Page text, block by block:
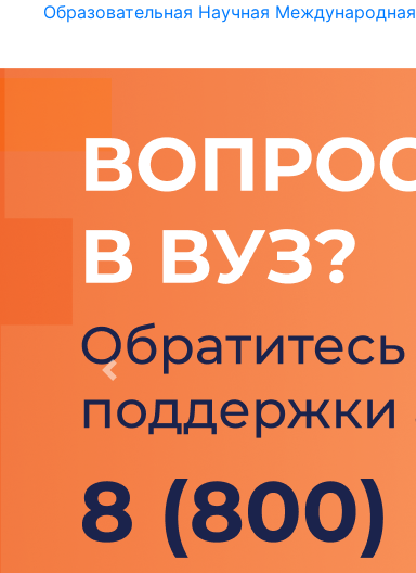
Образовательная Научная Международная
Previous